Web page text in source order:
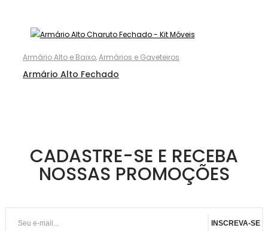
Armário Alto e Baixo,Armários e Gaveteiros
Armário Alto Fechado
CADASTRE-SE E RECEBA
NOSSAS PROMOÇÕES
INSCREVA-SE